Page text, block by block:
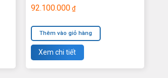
92.100.000 ₫
Thêm vào giỏ hàng
Xem chi tiết